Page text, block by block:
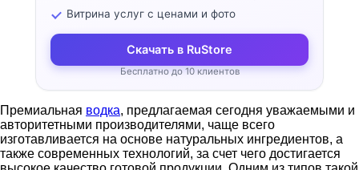
Витрина услуг с ценами и фото
Скачать в RuStore
Бесплатно до 10 клиентов
Премиальная водка, предлагаемая сегодня уважаемыми и
авторитетными производителями, чаще всего
изготавливается на основе натуральных ингредиентов, а
также современных технологий, за счет чего достигается